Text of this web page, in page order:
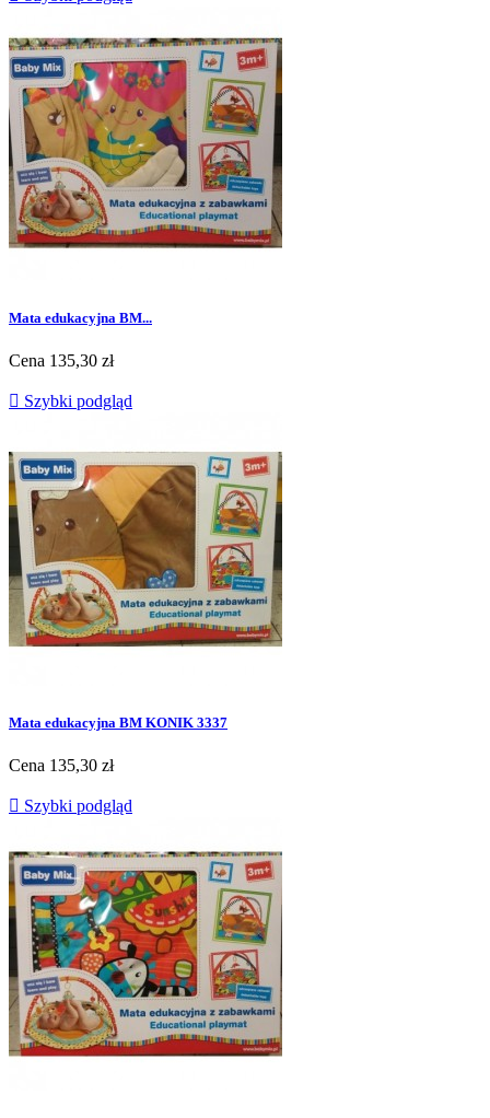
Mata edukacyjna BM...
Cena 135,30 zł
 Szybki podgląd
Mata edukacyjna BM KONIK 3337
Cena 135,30 zł
 Szybki podgląd